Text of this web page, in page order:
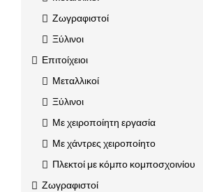
Ζωγραφιστοί
Ξύλινοι
Επιτοίχειοι
Μεταλλικοί
Ξύλινοι
Με χειροποίητη εργασία
Με χάντρες χειροποίητο
Πλεκτοί με κόμπο κομποσχοινίου
Ζωγραφιστοί